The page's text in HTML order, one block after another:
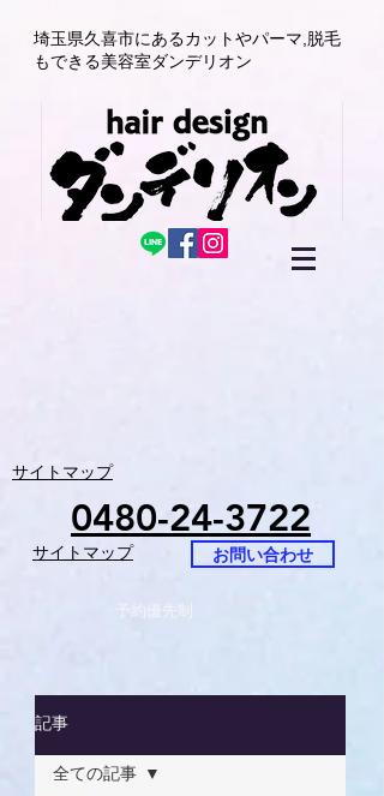
埼玉県久喜市にあるカットやパーマ, 脱毛
もできる美容室ダンデリオン
サイトマップ
0480-24-3722
サイトマップ お問い合わせ
予約優先制
記事
全ての記事